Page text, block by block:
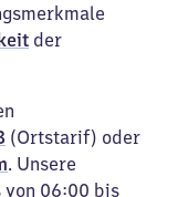
der
(Ortstarif) oder
. Unsere
von 06:00 bis